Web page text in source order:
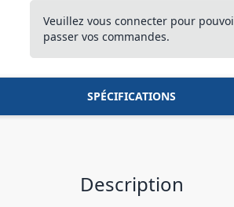
Veuillez vous connecter pour
passer vos commandes.
SPÉCIFICATIONS
Description